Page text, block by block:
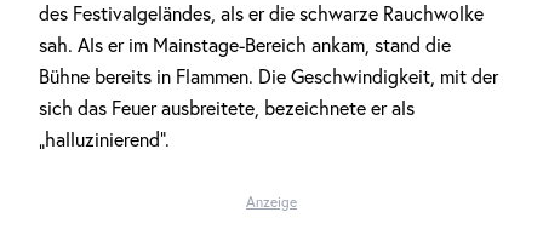
des Festivalgeländes, als er die schwarze Rauchwolke
sah. Als er im Mainstage-Bereich ankam, stand die
Bühne bereits in Flammen. Die Geschwindigkeit, mit der
sich das Feuer ausbreitete, bezeichnete er als
„halluzinierend“.
Anzeige